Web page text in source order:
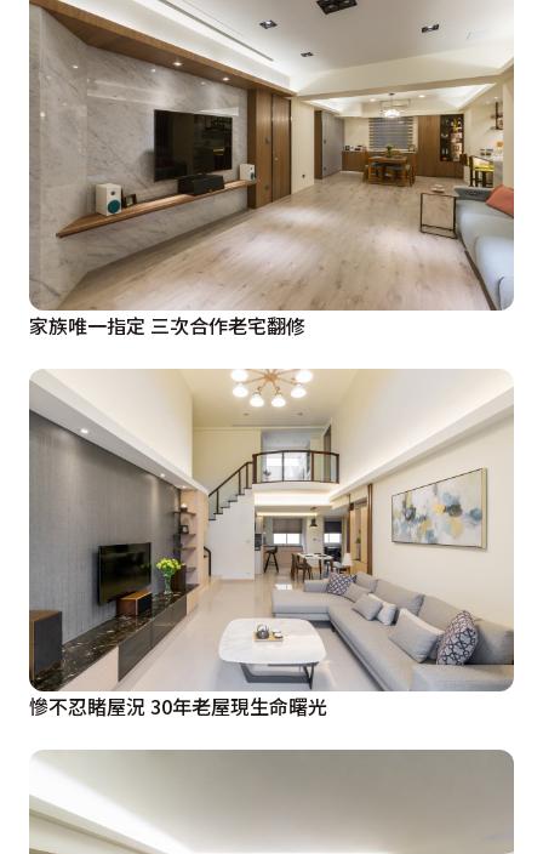
家族唯一指定 三次合作老宅翻修
慘不忍睹屋況 30年老屋現生命曙光